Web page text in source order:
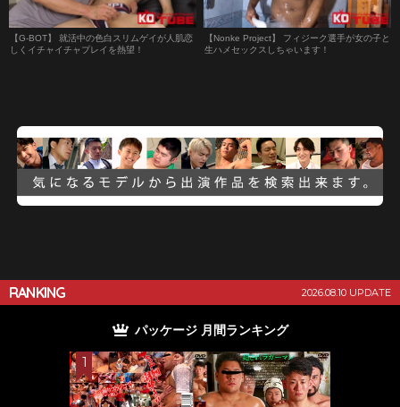
【G-BOT】 就活中の色白スリムゲイが人肌恋
しくイチャイチャプレイを熱望！
【Nonke Project】 フィジーク選手が女の子と
生ハメセックスしちゃいます！
RANKING 2026.08.10 UPDATE
パッケージ 月間ランキング